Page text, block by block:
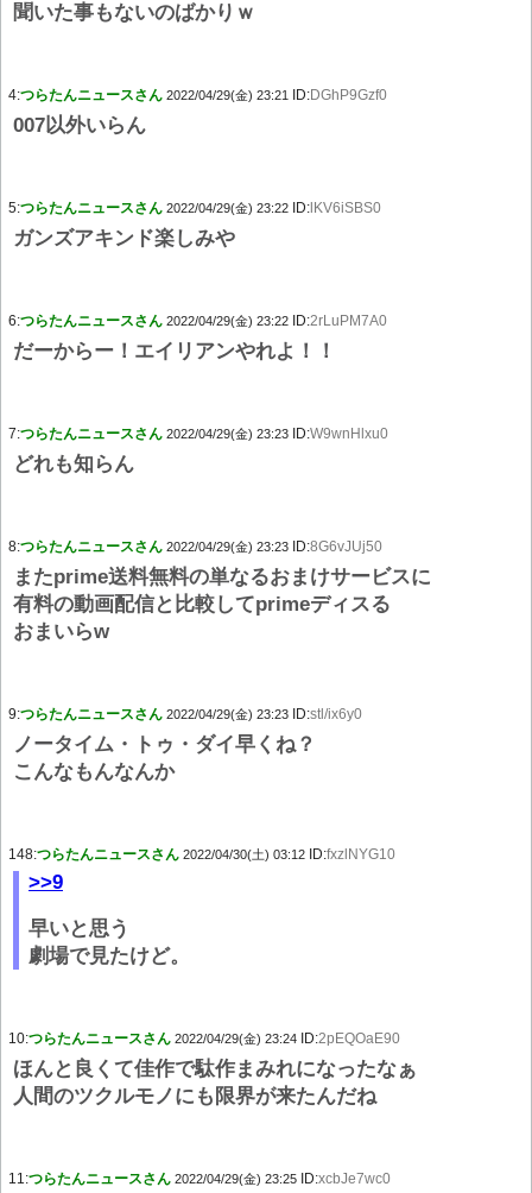
聞いた事もないのばかりｗ
4:つらたんニュースさん 2022/04/29(金) 23:21 ID:DGhP9Gzf0
007以外いらん
5:つらたんニュースさん 2022/04/29(金) 23:22 ID: lKV6iSBS0
ガンズアキンド楽しみや
6:つらたんニュースさん 2022/04/29(金) 23:22 ID:2rLuPM7A0
だーからー！エイリアンやれよ！！
7:つらたんニュースさん 2022/04/29(金) 23:23 ID:W9wnHlxu0
どれも知らん
8:つらたんニュースさん 2022/04/29(金) 23:23 ID:8G6vJUj50
またprime送料無料の単なるおまけサービスに
有料の動画配信と比較してprimeディスる
おまいらw
9:つらたんニュースさん 2022/04/29(金) 23:23 ID:stl/ix6y0
ノータイム・トゥ・ダイ早くね？
こんなもんなんか
148:つらたんニュースさん 2022/04/30(土) 03:12 ID:fxzlNYG10
>>9
早いと思う
劇場で見たけど。
10:つらたんニュースさん 2022/04/29(金) 23:24 ID:2pEQOaE90
ほんと良くて佳作で駄作まみれになったなぁ
人間のツクルモノにも限界が来たんだね
11:つらたんニュースさん 2022/04/29(金) 23:25 ID:xcbJe7wc0